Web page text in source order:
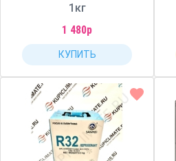
1кг
1 480р
КУПИТЬ